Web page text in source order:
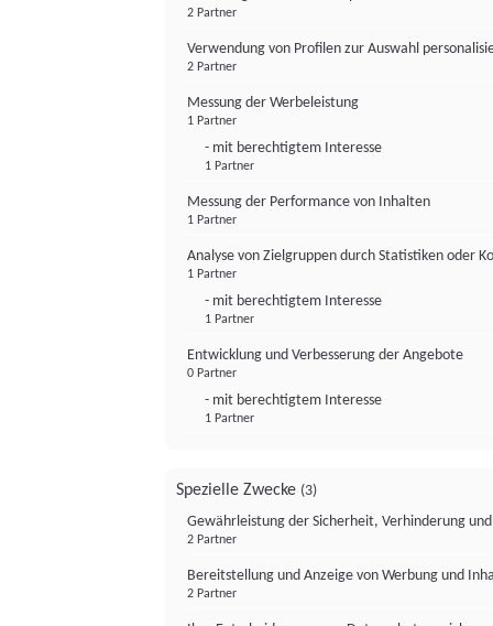
2 Partner
Verwendung von Profilen zur Auswahl
2 Partner
Messung der Werbeleistung
1 Partner
- mit berechtigtem Interesse
1 Partner
Messung der Performance von Inhalten
1 Partner
Analyse von Zielgruppen durch Statistiken oder
1 Partner
- mit berechtigtem Interesse
1 Partner
Entwicklung und Verbesserung der Angebote
0 Partner
- mit berechtigtem Interesse
1 Partner
Spezielle Zwecke (3)
Gewährleistung der Sicherheit, Verhinderung
2 Partner
Bereitstellung und Anzeige von Werbung und
2 Partner